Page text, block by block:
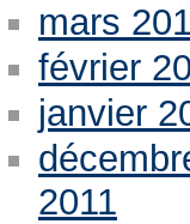
mars
février
janvier
2011